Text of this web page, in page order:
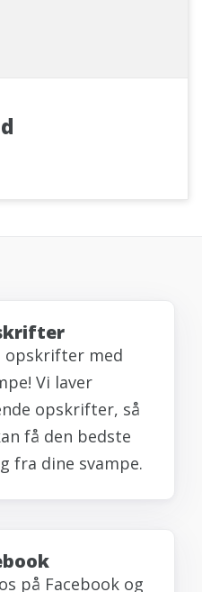
opskrifter med
Vi laver
opskrifter, så
få den bedste
fra dine svampe.
på Facebook og